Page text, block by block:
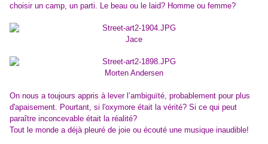
choisir un camp, un parti. Le beau ou le laid? Homme ou femme?
Jace
Morten Andersen
On nous a toujours appris à lever l’ambiguïté, probablement pour plus
d'apaisement. Pourtant, si l'oxymore était la vérité? Si ce qui peut
paraître inconcevable était la réalité?
Tout le monde a déjà pleuré de joie ou écouté une musique inaudible!